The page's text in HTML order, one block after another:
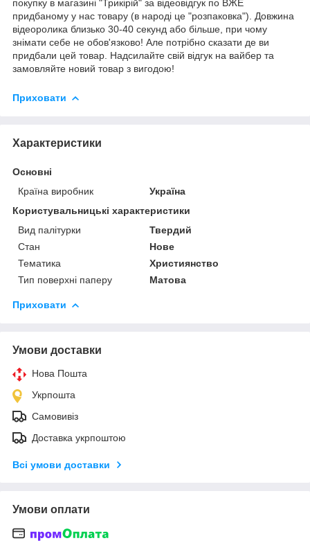
покупку в магазині "Трикірій" за відеовідгук по ВЖЕ
придбаному у нас товару (в народі це "розпаковка"). Довжина
відеоролика близько 30-40 секунд або більше, при чому
знімати себе не обов'язково! Але потрібно сказати де ви
придбали цей товар. Надсилайте свій відгук на вайбер та
замовляйте новий товар з вигодою!
Приховати
Характеристики
Основні
Країна виробник
Україна
Користувальницькі характеристики
Вид палітурки
Твердий
Стан
Нове
Тематика
Християнство
Тип поверхні паперу
Матова
Приховати
Умови доставки
Нова Пошта
Укрпошта
Самовивіз
Доставка укрпоштою
Всі умови доставки
Умови оплати